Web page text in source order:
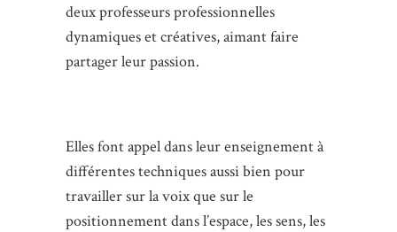
deux professeurs professionnelles
dynamiques et créatives, aimant faire
partager leur passion.
Elles font appel dans leur enseignement à
différentes techniques aussi bien pour
travailler sur la voix que sur le
positionnement dans l’espace, les sens, les